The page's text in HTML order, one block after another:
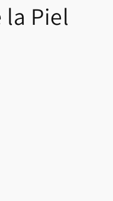
Piel